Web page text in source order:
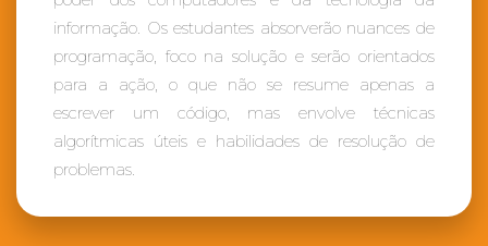
informação. Os estudantes absorverão nuances de
programação, foco na solução e serão orientados
para a ação, o que não se resume apenas a
escrever um código, mas envolve técnicas
algorítmicas úteis e habilidades de resolução de
problemas.